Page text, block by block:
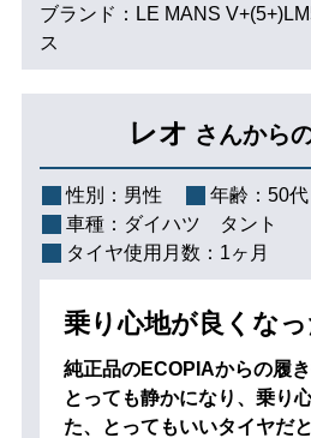
ブランド：LE MANS
ス
レオ さんから
性別： 男性 年齢： 50代
車種： ダイハツ タント
タイヤ使用月数： 1ヶ月
乗り心地が良くなっ
純正品のECOPIAからの履き
とっても静かになり、乗り
た、とってもいいタイヤだ